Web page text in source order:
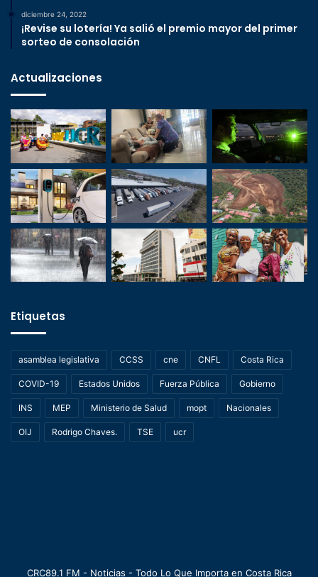
diciembre 24, 2022
¡Revise su lotería! Ya salió el premio mayor del primer
sorteo de consolación
Actualizaciones
Etiquetas
asamblea legislativa CCSS cne CNFL Costa Rica
COVID-19 Estados Unidos Fuerza Pública Gobierno
INS MEP Ministerio de Salud mopt Nacionales
OIJ Rodrigo Chaves. TSE ucr
CRC89.1 FM - Noticias - Todo Lo Que Importa en Costa Rica